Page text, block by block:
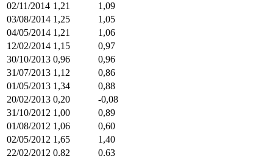
02/11/2014 1,21
1,09
03/08/2014 1,25
1,05
04/05/2014 1,21
1,06
12/02/2014 1,15
0,97
30/10/2013 0,96
0,96
31/07/2013 1,12
0,86
01/05/2013 1,34
0,88
20/02/2013 0,20
-0,08
31/10/2012 1,00
0,89
01/08/2012 1,06
0,60
02/05/2012 1,65
1,40
22/02/2012 0,82
0,63